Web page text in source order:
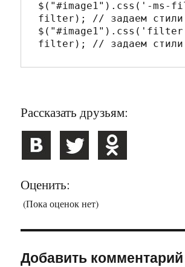
$("#image1").css('-
filter); // задаем стили
Рассказать друзьям:
Оценить:
(Пока оценок нет)
Добавить комментарий